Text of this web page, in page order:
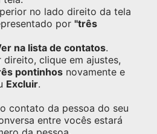
no lado direito da tela
por "três
na lista de contatos.
clique em ajustes,
pontinhos novamente e
Excluir.
contato da pessoa do seu
entre vocês estará